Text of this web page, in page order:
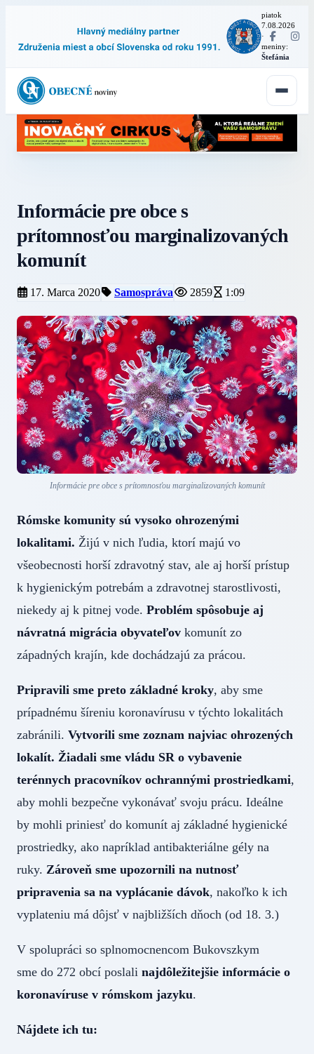
piatok
7.08.2026
·
meniny:
Štefánia
Informácie pre obce s
prítomnosťou marginalizovaných
komunít
17. Marca 2020 Samospráva 2859 1:09
Informácie pre obce s prítomnosťou marginalizovaných komunít
Rómske komunity sú vysoko ohrozenými
lokalitami. Žijú v nich ľudia, ktorí majú vo
všeobecnosti horší zdravotný stav, ale aj horší prístup
k hygienickým potrebám a zdravotnej starostlivosti,
niekedy aj k pitnej vode. Problém spôsobuje aj
návratná migrácia obyvateľov komunít zo
západných krajín, kde dochádzajú za prácou.
Pripravili sme preto základné kroky, aby sme
prípadnému šíreniu koronavírusu v týchto lokalitách
zabránili. Vytvorili sme zoznam najviac ohrozených
lokalít. Žiadali sme vládu SR o vybavenie
terénnych pracovníkov ochrannými prostriedkami,
aby mohli bezpečne vykonávať svoju prácu. Ideálne
by mohli priniesť do komunít aj základné hygienické
prostriedky, ako napríklad antibakteriálne gély na
ruky. Zároveň sme upozornili na nutnosť
pripravenia sa na vyplácanie dávok, nakoľko k ich
vyplateniu má dôjsť v najbližších dňoch (od 18. 3.)
V spolupráci so splnomocnencom Bukovszkym
sme do 272 obcí poslali najdôležitejšie informácie o
koronavíruse v rómskom jazyku.
Nájdete ich tu: